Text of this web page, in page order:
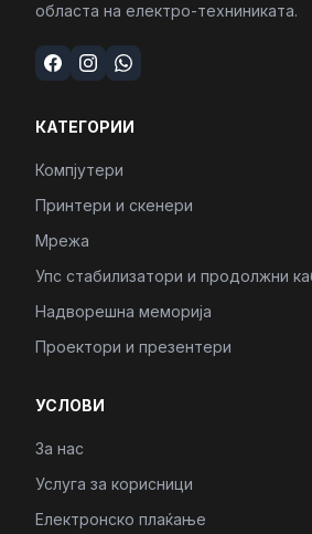
областа на електро-техниниката.
КАТЕГОРИИ
Компјутери
Принтери и скенери
Мрежа
Упс стабилизатори и продолжни
Надворешна меморија
Проектори и презентери
УСЛОВИ
За нас
Услуга за корисници
Електронско плаќање